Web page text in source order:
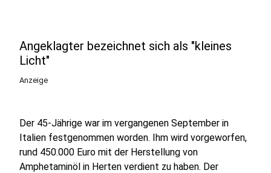
Angeklagter bezeichnet sich als "kleines
Licht"
Anzeige
Der 45-Jährige war im vergangenen September in
Italien festgenommen worden. Ihm wird vorgeworfen,
rund 450.000 Euro mit der Herstellung von
Amphetaminöl in Herten verdient zu haben. Der